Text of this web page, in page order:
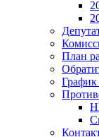
План
График